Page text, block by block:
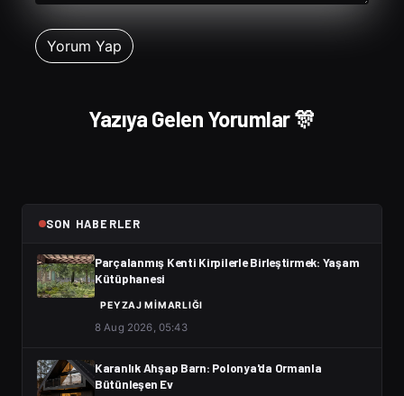
Yazıya Gelen Yorumlar 🎊
SON HABERLER
Parçalanmış Kenti Kirpilerle Birleştirmek: Yaşam
Kütüphanesi
PEYZAJ MIMARLIĞI
8 Aug 2026, 05:43
Karanlık Ahşap Barn: Polonya'da Ormanla
Bütünleşen Ev